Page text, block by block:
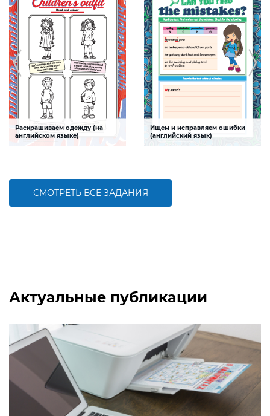
Раскрашиваем одежду (на
английском языке)
Ищем и исправляем ошибки
(английский язык)
СМОТРЕТЬ ВСЕ ЗАДАНИЯ
Актуальные публикации